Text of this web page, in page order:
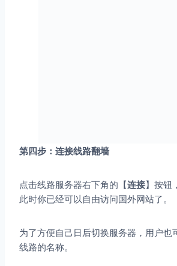
第四步：连接线路翻墙
点击线路服务器右下角的【连接】按钮
此时你已经可以自由访问国外网站了。
为了方便自己日后切换服务器，用户也
线路的名称。